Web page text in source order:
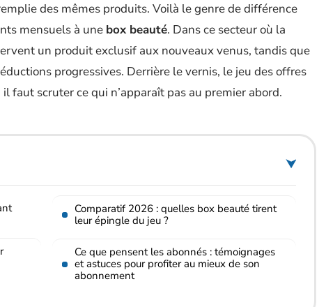
des mêmes produits. Voilà le genre de différence
mensuels à une box beauté. Dans ce secteur où la
un produit exclusif aux nouveaux venus, tandis que
progressives. Derrière le vernis, le jeu des offres
faut scruter ce qui n’apparaît pas au premier abord.
Comparatif 2026 : quelles box beauté tirent
leur épingle du jeu ?
Ce que pensent les abonnés : témoignages
et astuces pour profiter au mieux de son
abonnement